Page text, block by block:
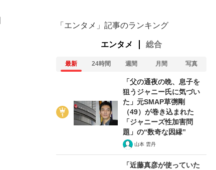
「エンタメ」記事のランキング
エンタメ 総合
最新 24時間 週間 月間 写真
「父の通夜の晩、息子を
狙うジャニー氏に気づい
た」元SMAP草彅剛
（49）が巻き込まれた
「ジャニーズ性加害問
題」の“数奇な因縁”
山本 雲丹
「近藤真彦が使っていた